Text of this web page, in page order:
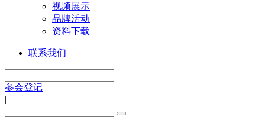
视频展示
品牌活动
资料下载
联系我们
参会登记
|